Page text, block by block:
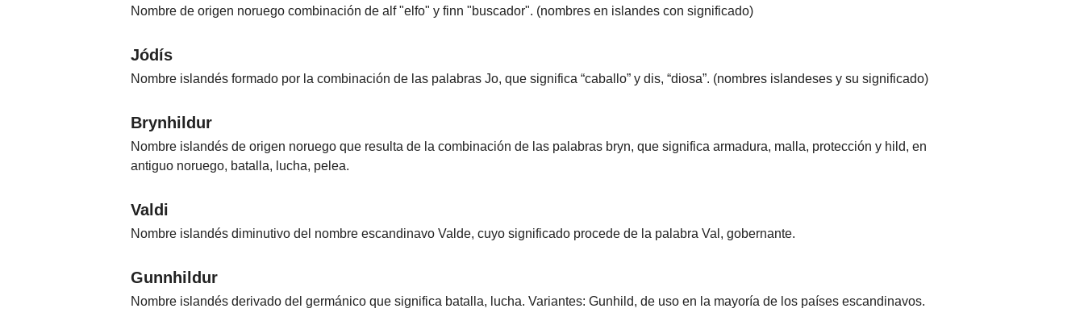
Nombre de origen noruego combinación de alf "elfo" y finn "buscador". (nombres en islandes con significado)
Jódís
Nombre islandés formado por la combinación de las palabras Jo, que significa “caballo” y dis, “diosa”. (nombres islandeses y su significado)
Brynhildur
Nombre islandés de origen noruego que resulta de la combinación de las palabras bryn, que significa armadura, malla, protección y hild, en
antiguo noruego, batalla, lucha, pelea.
Valdi
Nombre islandés diminutivo del nombre escandinavo Valde, cuyo significado procede de la palabra Val, gobernante.
Gunnhildur
Nombre islandés derivado del germánico que significa batalla, lucha. Variantes: Gunhild, de uso en la mayoría de los países escandinavos.